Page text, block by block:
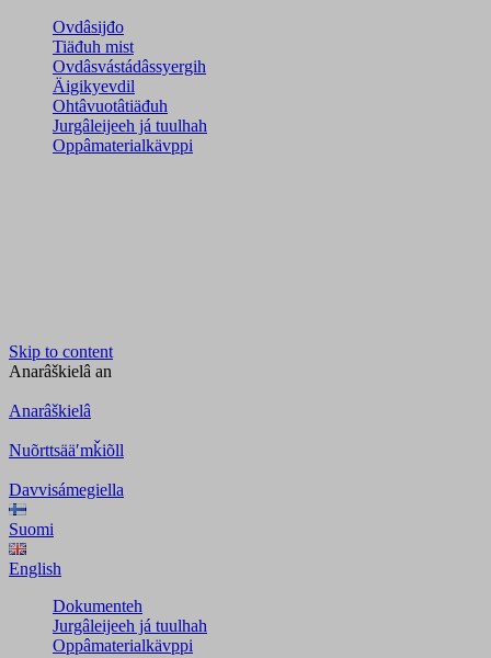
Ovdâsijđo
Tiäđuh mist
Ovdâsvástádâssyergih
Äigikyevdil
Ohtâvuotâtiäđuh
Jurgâleijeeh já tuulhah
Oppâmaterialkävppi
Skip to content
Anarâškielâ an
Anarâškielâ
Nuõrttsääʹmǩiõll
Davvisámegiella
Suomi
English
Dokumenteh
Jurgâleijeeh já tuulhah
Oppâmaterialkävppi